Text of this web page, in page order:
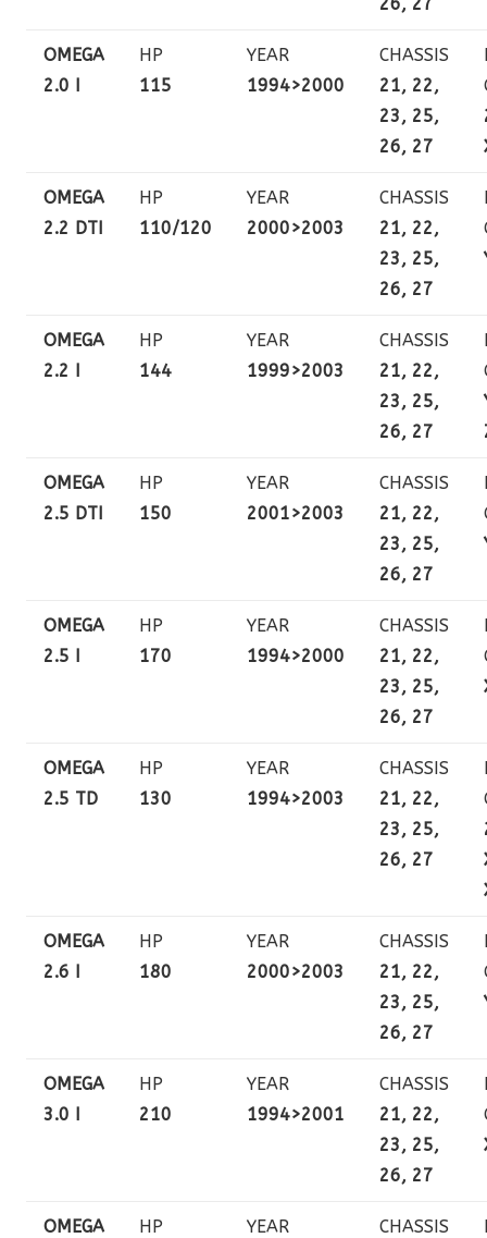
OMEGA
2.0 I
HP
115
YEAR
1994>2000
CHASSIS
21, 22,
23, 25,
26, 27
OMEGA
2.2 DTI
HP
110/120
YEAR
2000>2003
CHASSIS
21, 22,
23, 25,
26, 27
OMEGA
2.2 I
HP
144
YEAR
1999>2003
CHASSIS
21, 22,
23, 25,
26, 27
OMEGA
2.5 DTI
HP
150
YEAR
2001>2003
CHASSIS
21, 22,
23, 25,
26, 27
OMEGA
2.5 I
HP
170
YEAR
1994>2000
CHASSIS
21, 22,
23, 25,
26, 27
OMEGA
2.5 TD
HP
130
YEAR
1994>2003
CHASSIS
21, 22,
23, 25,
26, 27
OMEGA
2.6 I
HP
180
YEAR
2000>2003
CHASSIS
21, 22,
23, 25,
26, 27
OMEGA
3.0 I
HP
210
YEAR
1994>2001
CHASSIS
21, 22,
23, 25,
26, 27
OMEGA
HP
YEAR
CHASSIS